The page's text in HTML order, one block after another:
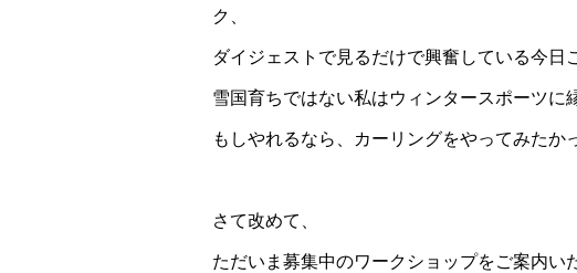
ク、
ダイジェストで見るだけで興奮している今日
雪国育ちではない私はウィンタースポーツに
もしやれるなら、カーリングをやってみたか
さて改めて、
ただいま募集中のワークショップをご案内い